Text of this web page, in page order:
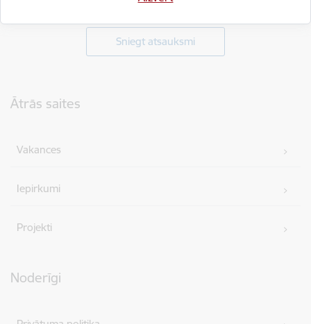
Sniegt atsauksmi
Ātrās saites
Vakances
Iepirkumi
Projekti
Noderīgi